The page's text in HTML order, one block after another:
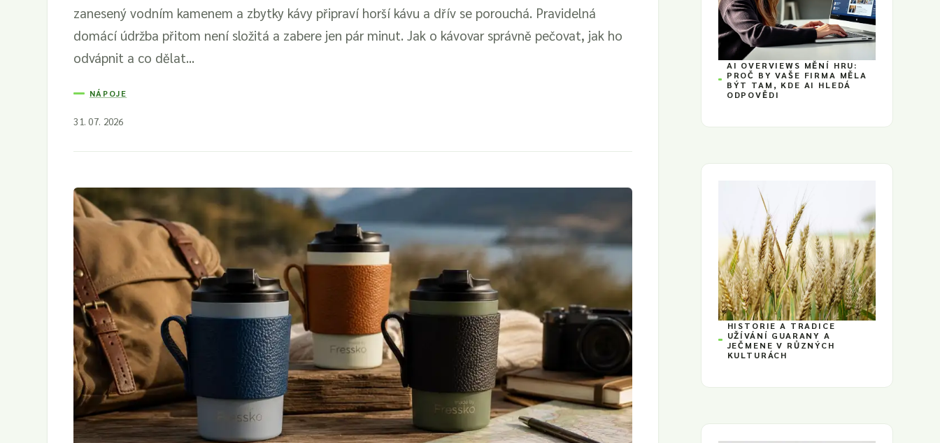
zanesený vodním kamenem a zbytky kávy připraví horší kávu a dřív se porouchá. Pravidelná
domácí údržba přitom není složitá a zabere jen pár minut. Jak o kávovar správně pečovat, jak ho
odvápnit a co dělat...
NÁPOJE
31. 07. 2026
AI OVERVIEWS MĚNÍ HRU:
PROČ BY VAŠE FIRMA MĚLA
BÝT TAM, KDE AI HLEDÁ
ODPOVĚDI
HISTORIE A TRADICE
UŽÍVÁNÍ GUARANY A
JEČMENE V RŮZNÝCH
KULTURÁCH